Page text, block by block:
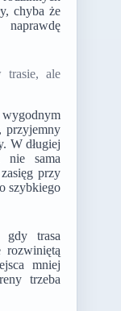
chyba że
trasie, ale
przyjemny
W długiej
nie sama
przy
szybkiego
gdy trasa
mniej
trzeba